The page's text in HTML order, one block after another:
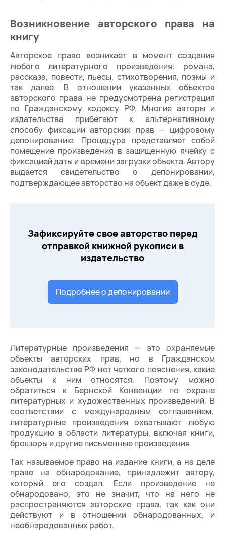
Возникновение авторского права на
книгу
Авторское право возникает в момент создания
любого литературного произведения: романа,
рассказа, повести, пьесы, стихотворения, поэмы и
так далее. В отношении указанных объектов
авторского права не предусмотрена регистрация
по Гражданскому кодексу РФ. Многие авторы и
издательства прибегают к альтернативному
способу фиксации авторских прав — цифровому
депонированию. Процедура представляет собой
помещение произведения в защищенную ячейку с
фиксацией даты и времени загрузки объекта. Автору
выдается свидетельство о депонировании,
подтверждающее авторство на объект даже в суде.
Зафиксируйте свое авторство перед
отправкой книжной рукописи в
издательство
Подробнее о депонировании
Литературные произведения — это охраняемые
объекты авторских прав, но в Гражданском
законодательстве РФ нет четкого пояснения, какие
объекты к ним относятся. Поэтому можно
обратиться к Бернской Конвенции по охране
литературных и художественных произведений. В
соответствии с международным соглашением,
литературные произведения охватывают любую
продукцию в области литературы, включая книги,
брошюры и другие письменные произведения.
Так называемое право на издание книги, а на деле
право на обнародование, принадлежит автору,
который его создал. Если произведение не
обнародовано, это не значит, что на него не
распространяются авторские права, так как они
действуют и в отношении обнародованных, и
необнародованных работ.